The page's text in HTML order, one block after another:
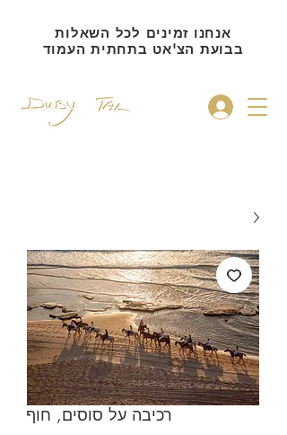
אנחנו זמינים לכל השאלות
בבועת הצ'אט בתחתית העמוד
רכיבה על סוסים, חוף